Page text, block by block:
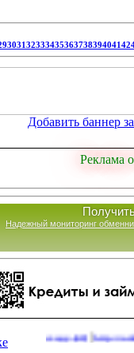
30313233343536373839404142
Добавить баннер
Реклама
Надежный мониторинг
году |http://